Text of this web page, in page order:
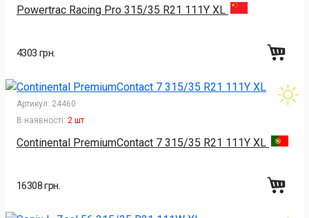
Powertrac Racing Pro 315/35 R21 111Y XL
4303 грн.
Артикул: 24460
В наявності: 2 шт
Continental PremiumContact 7 315/35 R21 111Y XL
16308 грн.